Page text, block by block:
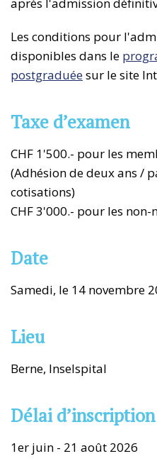
Les conditions pour
disponibles dans le
postgraduéesur le site
Taxe d’examen
CHF 1'500.- pour les
(Adhésion de deux ans /
cotisations)
CHF 3'000.- pour les non-
Date
Samedi, le 14 novembre
Lieu
Berne, Inselspital
Délai d’inscription
1er juin - 21 août 2026